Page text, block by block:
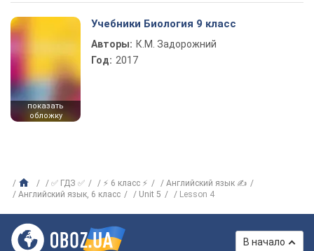
показать
обложку
Учебники Биология 9 класс
Авторы: К.М. Задорожний
Год: 2017
✅ ГДЗ ✅ ⚡ 6 класс ⚡
Английский язык ✍
Английский язык, 6 класс
Unit 5 Lesson 4
В начало